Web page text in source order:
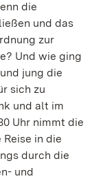
die
und das
zur
Und wie ging
jung die
sich zu
und alt im
Uhr nimmt die
in die
durch die
und